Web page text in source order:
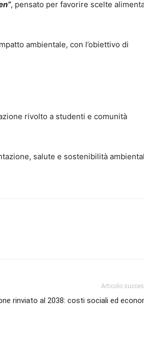
, pensato per favorire scelte
ambientale, con l’obiettivo di
rivolto a studenti e comunità
salute e sostenibilità
Articolo
rinviato al 2038: costi sociali ed